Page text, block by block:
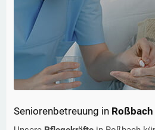
Seniorenbetreuung in Roßbach